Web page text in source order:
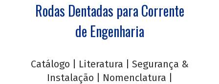
Rodas Dentadas para Corrente
de Engenharia
Catálogo Literatura
Segurança &
Instalação
Nomenclatura